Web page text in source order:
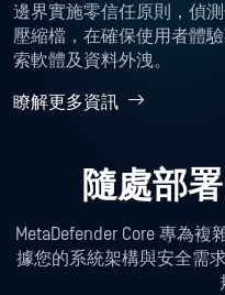
邊界實施零信任原則，偵
壓縮檔，在確保使用者體
索軟體及資料外洩。
瞭解更多資訊
隨處部
MetaDefender Core 專為
據您的系統架構與安全需